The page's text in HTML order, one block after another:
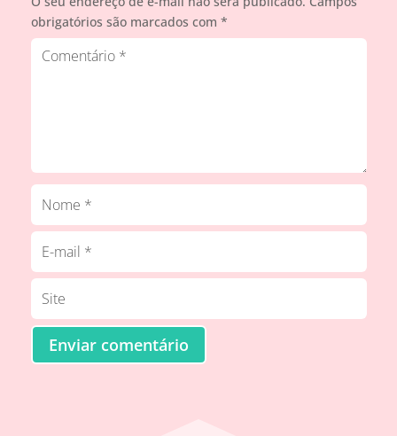
obrigatórios são marcados com *
Enviar comentário